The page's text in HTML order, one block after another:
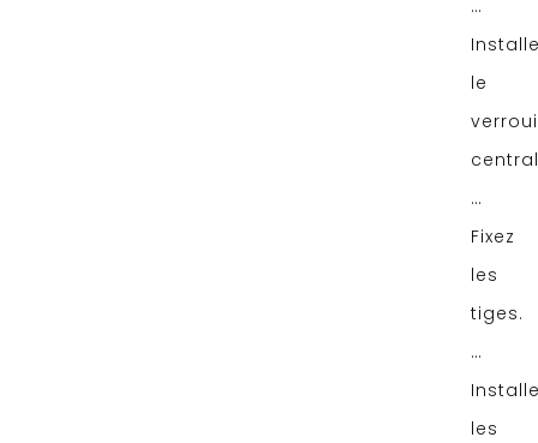
…
le
…
Fixez
les
tiges.
…
les